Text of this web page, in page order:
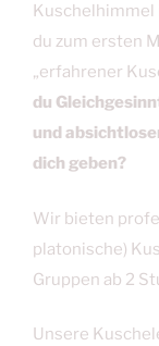
Kuschelhimmel
du zum ersten
„erfahrener
du
und
dich geben?
Wir bieten
platonische)
Gruppen ab 2
Unsere